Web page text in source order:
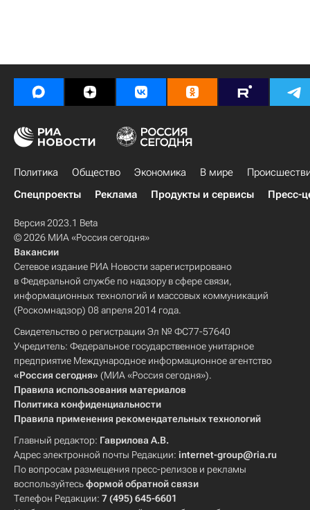
Политика Общество Экономика В мире
Спецпроекты
Реклама Продукты и сервисы Пресс-
Версия 2023.1 Beta
© 2026 МИА «Россия сегодня»
Вакансии
Сетевое издание РИА Новости зарегистрировано
в Федеральной службе по надзору в сфере связи,
информационных технологий и массовых коммуникаций
(Роскомнадзор) 08 апреля 2014 года.
Свидетельство о регистрации Эл № ФС77-57640
Учредитель: Федеральное государственное унитарное
предприятие Международное информационное агентство
«Россия сегодня» (МИА «Россия сегодня»).
Правила использования материалов
Политика конфиденциальности
Правила применения рекомендательных технологий
Главный редактор: Гаврилова А.В.
Адрес электронной почты Редакции: internet-group@ria.ru
По вопросам размещения пресс-релизов и рекламы
воспользуйтесьформой обратной связи
Телефон Редакции: 7 (495) 645-6601